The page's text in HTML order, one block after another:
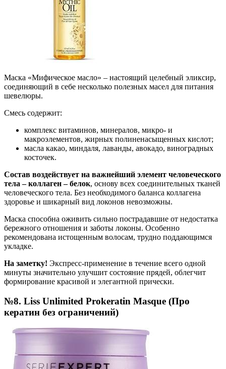
Маска «Мифическое масло» – настоящий целебный эликсир,
соединяющий в себе несколько полезных масел для питания
шевелюры.
Смесь содержит:
комплекс витаминов, минералов, микро- и
макроэлементов, жирных полиненасыщенных кислот;
масла какао, миндаля, лаванды, авокадо, виноградных
косточек.
Состав воздействует на важнейший элемент человеческого
тела – коллаген – белок, основу всех соединительных тканей
человеческого тела. Без необходимого баланса коллагена
здоровье и шикарный вид локонов невозможны.
Маска способна оживить сильно пострадавшие от недостатка
бережного отношения и заботы локоны. Особенно
рекомендована истощенным волосам, трудно поддающимся
укладке.
На заметку! Экспресс-применение в течение всего одной
минуты значительно улучшит состояние прядей, облегчит
формирование красивой и элегантной прически.
№8. Liss Unlimited Prokeratin Masque (Про
кератин без ограничений)